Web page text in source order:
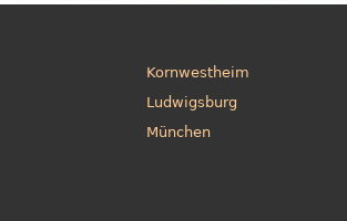
Kornwestheim
Ludwigsburg
München